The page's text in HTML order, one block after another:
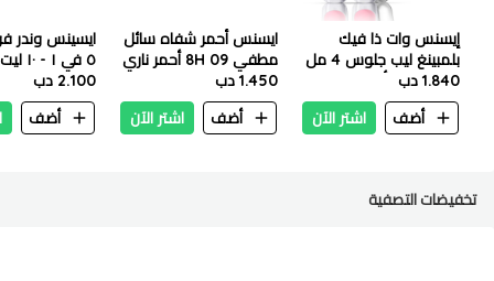
إيسنس وات ذا فيك
بلمبينغ ليب جلوس 4 مل
– 102 بينك أباوت إت
1.840 دب
أضف
اشتر الآن
ايسنس أحمر شفاه سائل
مطفي 8H 09 أحمر ناري
1.450 دب
أضف
اشتر الآن
ايسينس وندر
٥ في
٣٠ ملي
2.100 دب
أضف
تخفيضات التصفية